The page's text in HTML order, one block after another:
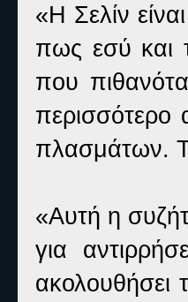
«Η Σελίν
πως εσύ και
που
περισσότερο
πλασμάτων.
«Αυτή η
για
ακολουθήσει